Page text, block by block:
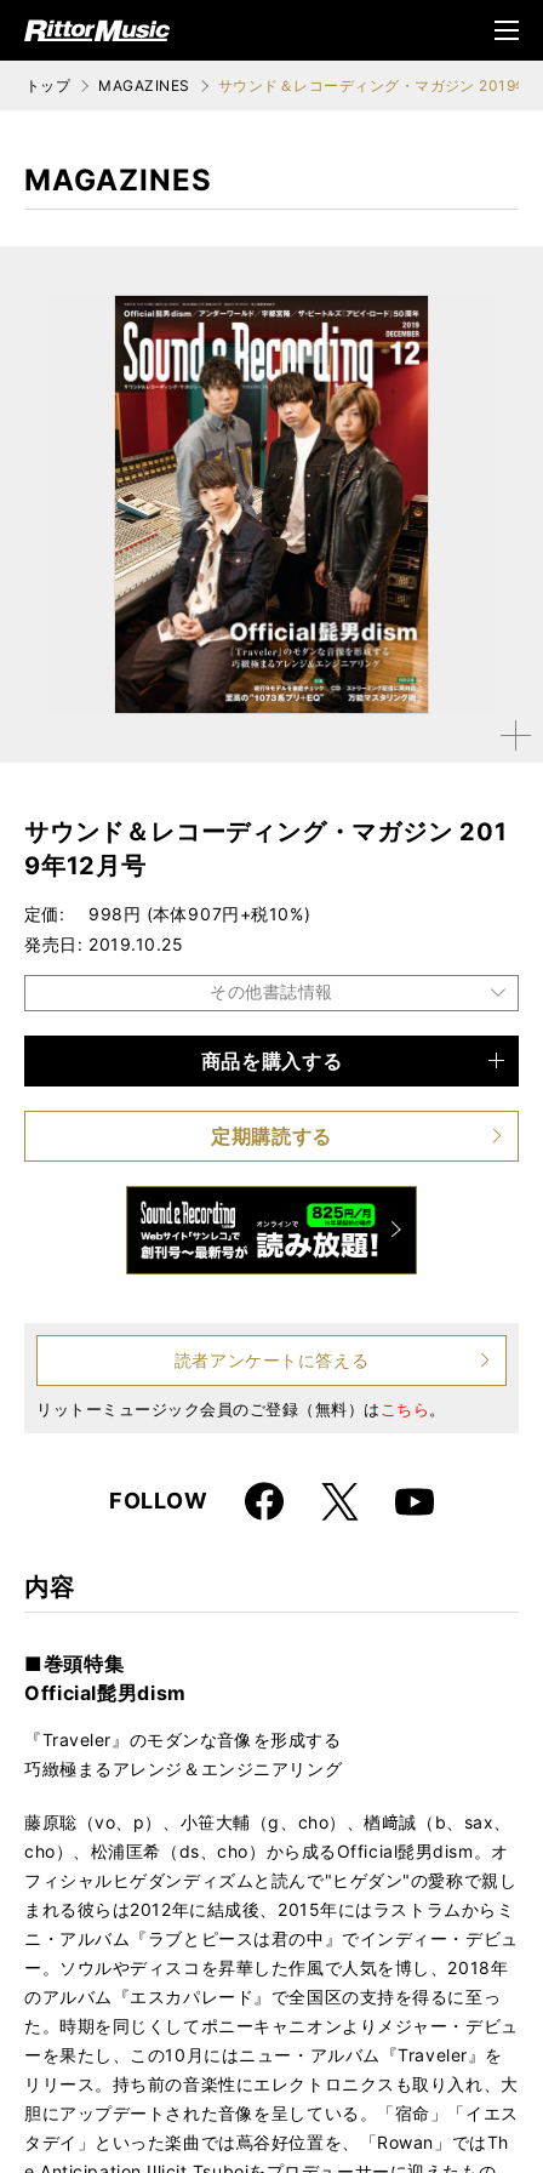
ジック (Rittor Musi
メニ
ュ
トップ MAGAZINES サウンド＆レコーディング・マガジン 2019年
MAGAZINES
拡大す
サウンド＆レコーディング・マガジン 201
9年12月号
定価
998円 (本体907円+税10%)
発売日
2019.10.25
その他書誌情報
仕様 B5変形判
商品を購入する
定期購読する
読者アンケートに答える
リットーミュージック会員のご登録（無料）はこちら。
FOLLOWFaceboo
k
X Youtube
内容
■巻頭特集
Official髭男dism
『Traveler』のモダンな音像を形成する
巧緻極まるアレンジ＆エンジニアリング
藤原聡（vo、p）、小笹大輔（g、cho）、楢﨑誠（b、sax、
cho）、松浦匡希（ds、cho）から成るOfficial髭男dism。オ
フィシャルヒゲダンディズムと読んで"ヒゲダン"の愛称で親し
まれる彼らは2012年に結成後、2015年にはラストラムからミ
ニ・アルバム『ラブとピースは君の中』でインディー・デビュ
ー。ソウルやディスコを昇華した作風で人気を博し、2018年
のアルバム『エスカパレード』で全国区の支持を得るに至っ
た。時期を同じくしてポニーキャニオンよりメジャー・デビュ
ーを果たし、この10月にはニュー・アルバム『Traveler』を
リリース。持ち前の音楽性にエレクトロニクスも取り入れ、大
胆にアップデートされた音像を呈している。「宿命」「イエス
タデイ」といった楽曲では蔦谷好位置を、「Rowan」ではTh